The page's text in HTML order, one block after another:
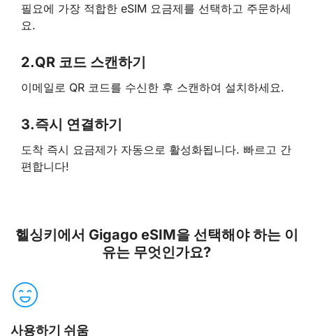
필요에 가장 적합한 eSIM 요금제를 선택하고 주문하세
요.
2.QR 코드 스캔하기
이메일로 QR 코드를 수신한 후 스캔하여 설치하세요.
3.즉시 연결하기
도착 즉시 요금제가 자동으로 활성화됩니다. 빠르고 간
편합니다!
헬싱키에서 Gigago eSIM을 선택해야 하는 이
유는 무엇인가요?
사용하기 쉬움